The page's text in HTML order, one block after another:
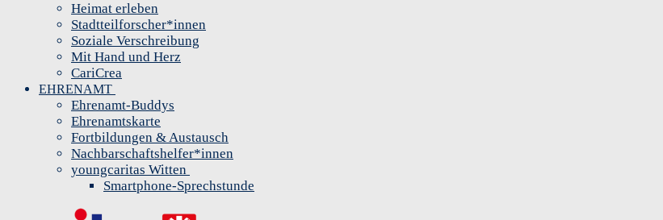
Heimat erleben
Stadtteilforscher*innen
Soziale Verschreibung
Mit Hand und Herz
CariCrea
EHRENAMT
Ehrenamt-Buddys
Ehrenamtskarte
Fortbildungen & Austausch
Nachbarschaftshelfer*innen
youngcaritas Witten
Smartphone-Sprechstunde